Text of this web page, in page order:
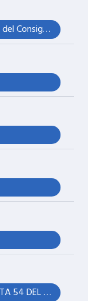
Francesco Giordani - Presidente del Consiglio Comunale
Immediata eseguibilità PROPOSTA 54 DEL 09/03/2026